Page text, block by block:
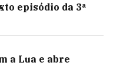
episódio da 3ª
a Lua e abre